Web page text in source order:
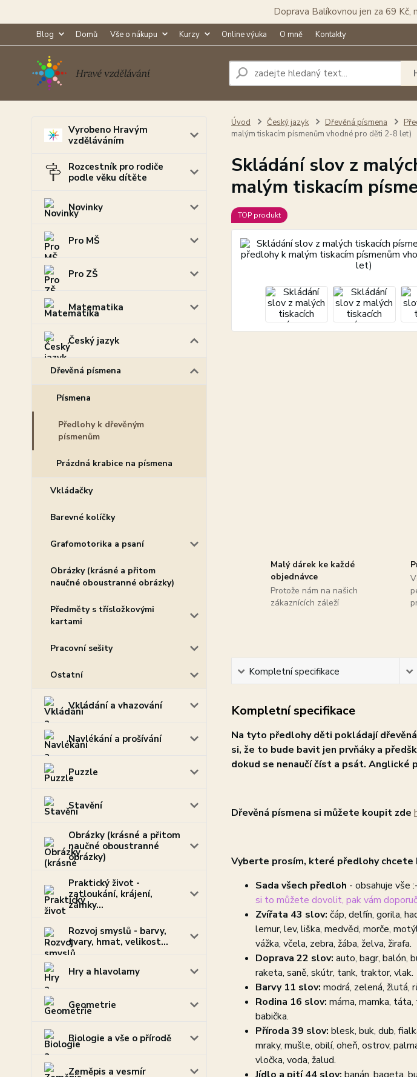
Doprava Balíkovnou jen za 69
Blog Domů Vše o nákupu Kurzy Online výuka O mně Kontakty
Vyrobeno Hravým
vzděláváním
Rozcestník pro rodiče
podle věku dítěte
Novinky
Pro MŠ
Pro ZŠ
Matematika
Český jazyk
Dřevěná písmena
Písmena
Předlohy k dřevěným
písmenům
Prázdná krabice na písmena
Vkládačky
Barevné kolíčky
Grafomotorika a psaní
Obrázky (krásné a přitom
naučné oboustranné obrázky)
Předměty s třísložkovými
kartami
Pracovní sešity
Ostatní
Vkládání a vhazování
Navlékání a prošívání
Puzzle
Stavění
Obrázky (krásné a přitom
naučné oboustranné
obrázky)
Praktický život -
zatloukání, krájení,
zámky...
Rozvoj smyslů - barvy,
tvary, hmat, velikost...
Hry a hlavolamy
Geometrie
Biologie a vše o přírodě
Zeměpis a vesmír
Úvod Český jazyk Dřevěná písmena
malým tiskacím písmenům vhodné pro děti 2-8 let)
Skládání slov z
malým tiskacím
TOP produkt
Malý dárek ke každé
objednávce
Protože nám na našich
zákaznících záleží
Kompletní specifikace
Kompletní specifikace
Na tyto předlohy děti pokládají
si, že to bude bavit jen prvňáky a
dokud se nenaučí číst a psát. Anglické
Dřevěná písmena si můžete koupit zde
Vyberte prosím, které předlohy chcete
Sada všech předloh - obsahuje vše
si to můžete dovolit, pak vám
Zvířata 43 slov: čáp, delfín, gorila,
lemur, lev, liška, medvěd, morče,
vážka, včela, zebra, žába, želva, žirafa.
Doprava 22 slov: auto, bagr, balón,
raketa, saně, skútr, tank, traktor, vlak.
Barvy 11 slov: modrá, zelená, žlutá,
Rodina 16 slov: máma, mamka,
babička.
Příroda 39 slov: blesk, buk, dub,
mraky, mušle, obilí, oheň, ostrov,
vločka, voda, žalud.